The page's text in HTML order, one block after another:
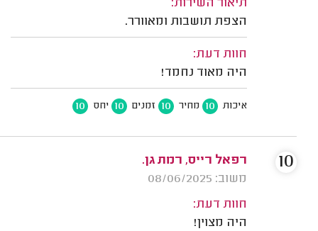
תיאור השירות:
הצפת תושבות ומאוורר.
חוות דעת:
היה מאוד נחמד!
איכות 10 מחיר 10 זמנים 10 יחס 10
רפאל רייס, רמת גן.
משוב: 08/06/2025
חוות דעת:
היה מצוין!
10